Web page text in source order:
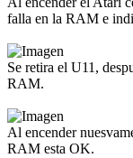
falla en la RAM e
Se retira el U11,
RAM.
Al encender
RAM esta OK.